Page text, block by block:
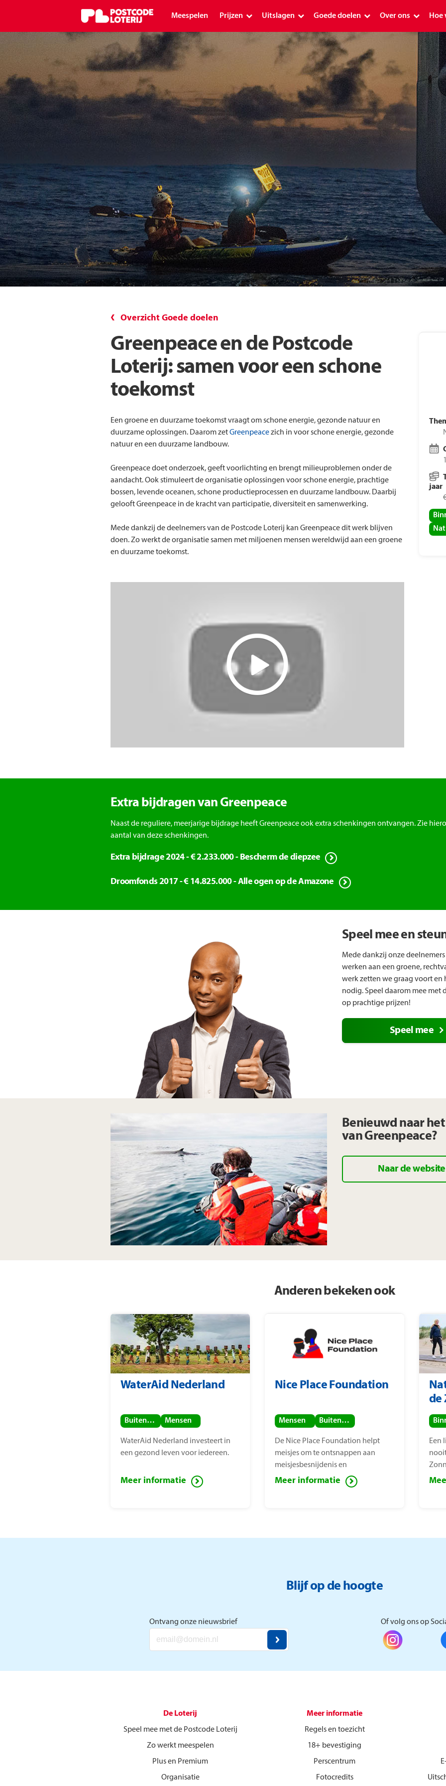
Meespelen Prijzen
Plus
Uitslagen
Uitslagen
Uitslag PostcodeKanjer 1 januari 2026
Premium uitslagen
Postcode Loterij Miljoenenjacht
Overige uitslagen
Goede doelen
Goede doelen
Schenkingen 2026
Alle goede doelen
Aanvraag indienen
Postcode Loterij Buurtfonds
Over ons
Geschiedenis
Postcode Loterij
Onze
Verantwoord
Over de
Laatste nieuws
Vacatures
Hoe
Overzicht Goede doelen
Greenpeace en de Postcode
Loterij: samen voor een schone
toekomst
Een groene en duurzame toekomst vraagt om schone energie, gezonde natuur en
duurzame oplossingen. Daarom zetGreenpeacezich in voor schone energie, gezonde
natuur en een duurzame landbouw.
Greenpeace doet onderzoek, geeft voorlichting en brengt milieuproblemen onder de
aandacht. Ook stimuleert de organisatie oplossingen voor schone energie, prachtige
bossen, levende oceanen, schone productieprocessen en duurzame landbouw. Daarbij
gelooft Greenpeace in de kracht van participatie, diversiteit en samenwerking.
Mede dankzij de deelnemers van de Postcode Loterij kan Greenpeace dit werk blijven
doen. Zo werkt de organisatie samen met miljoenen mensen wereldwijd aan een groene
en duurzame toekomst.
jaar
Extra bijdragen van Greenpeace
Naast de reguliere, meerjarige bijdrage heeft Greenpeace ook extra schenkingen ontvangen. Zie
aantal van deze schenkingen.
Extra bijdrage 2024 - € 2.233.000 - Bescherm de diepzee
Droomfonds 2017 - € 14.825.000 - Alle ogen op de Amazone
Speel mee en
Mede dankzij onze
werken aan een groene,
werk zetten we graag voort
nodig. Speel daarom mee met
op prachtige prijzen!
Speel mee
Benieuwd naar
van Greenpeace?
Naar de website
Anderen bekeken ook
WaterAid Nederland
Buitenland Mensen
WaterAid Nederland investeert in
een gezond leven voor iedereen.
Meer informatie
Nice Place Foundation
Mensen Buitenland
De Nice Place Foundation helpt
meisjes om te ontsnappen aan
meisjesbesnijdenis en
kindhuwelijken. De stichting is
Meer informatie
de
Een
van
Blijf op de hoogte
Ontvang onze nieuwsbrief Of volg ons op
De Loterij
Speel mee met de Postcode Loterij
Zo werkt meespelen
Plus en Premium
Organisatie
Meer informatie
Regels en toezicht
18+ bevestiging
Perscentrum
Fotocredits